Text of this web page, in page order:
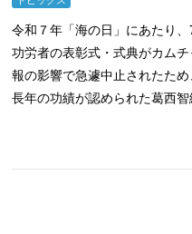
令和７年「海の日」にあたり
功労者の表彰式・式典がカム
報の影響で急遽中止されたた
長年の功績が認められた葛西